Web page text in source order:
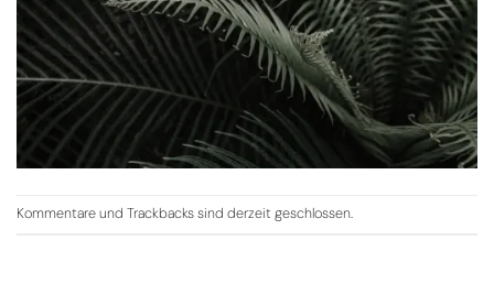
Kommentare und Trackbacks sind derzeit geschlossen.